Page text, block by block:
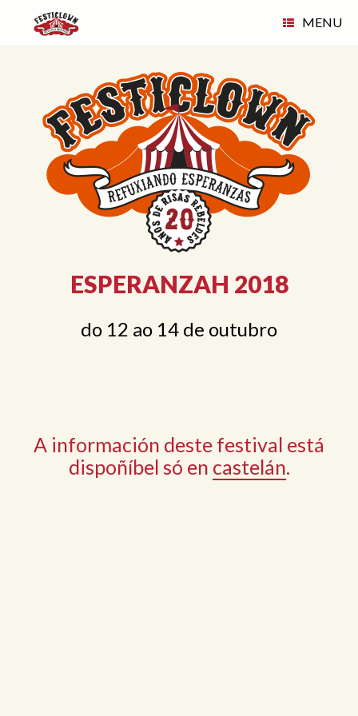
MENU
ESPERANZAH 2018
do 12 ao 14 de outubro
A información deste festival está
dispoñíbel só en castelán.